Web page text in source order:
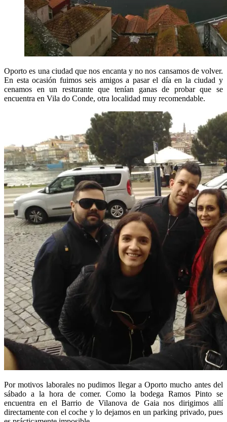
Oporto es una ciudad que nos encanta y no nos cansamos de volver.
En esta ocasión fuimos seis amigos a pasar el día en la ciudad y
cenamos en un resturante que tenían ganas de probar que se
encuentra en Vila do Conde, otra localidad muy recomendable.
Por motivos laborales no pudimos llegar a Oporto mucho antes del
sábado a la hora de comer. Como la bodega Ramos Pinto se
encuentra en el Barrio de Vilanova de Gaia nos dirigimos allí
directamente con el coche y lo dejamos en un parking privado, pues